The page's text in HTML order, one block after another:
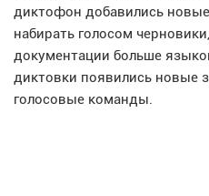
диктофон добавились
набирать голосом
документации больше
диктовки появились новые
голосовые команды.